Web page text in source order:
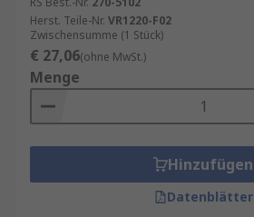
Herst. Teile-Nr. VR1220-F02
Zwischensumme (1 Stück)
€ 27,06(ohne MwSt.)
Menge
Hinzufügen
Datenblätter